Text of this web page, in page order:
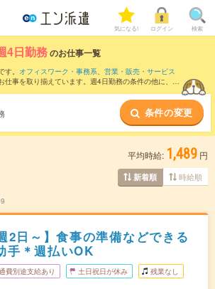
気になる! ログイン 検索
4日勤務のお仕事一覧
。 オフィスワーク・事務系、 営業・販売・サービス
仕事を取り揃えています。週4日勤務の条件の他に、 交
条件の変更
平均時給: 1,489 円
新着順 時給順
2日～】食事の準備などできる
手＊週払いOK
費別途支給あり 土日祝日が休み 残業なし